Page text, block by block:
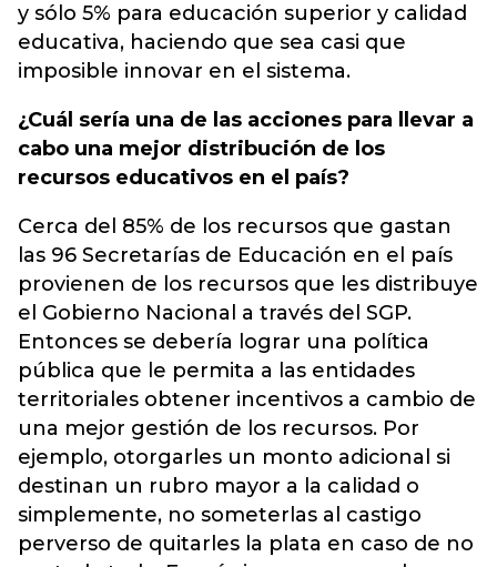
y sólo 5% para educación superior y calidad
educativa, haciendo que sea casi que
imposible innovar en el sistema.
¿Cuál sería una de las acciones para llevar a
cabo una mejor distribución de los
recursos educativos en el país?
Cerca del 85% de los recursos que gastan
las 96 Secretarías de Educación en el país
provienen de los recursos que les distribuye
el Gobierno Nacional a través del SGP.
Entonces se debería lograr una política
pública que le permita a las entidades
territoriales obtener incentivos a cambio de
una mejor gestión de los recursos. Por
ejemplo, otorgarles un monto adicional si
destinan un rubro mayor a la calidad o
simplemente, no someterlas al castigo
perverso de quitarles la plata en caso de no